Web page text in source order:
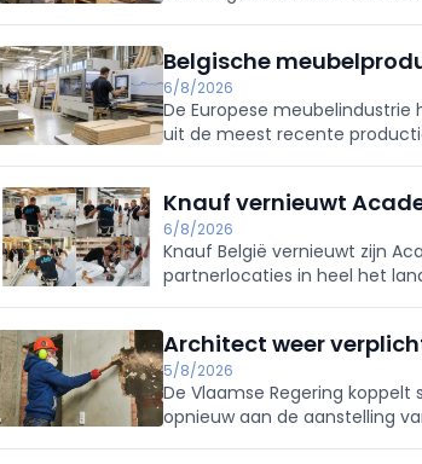
Belgische
6/8/2026
De Europese
uit de meest recente
Knauf vernieuwt
6/8/2026
Knauf België vernieuwt zijn
partnerlocaties in heel het
Architect weer
5/8/2026
De Vlaamse Regering
opnieuw aan de aanstelling